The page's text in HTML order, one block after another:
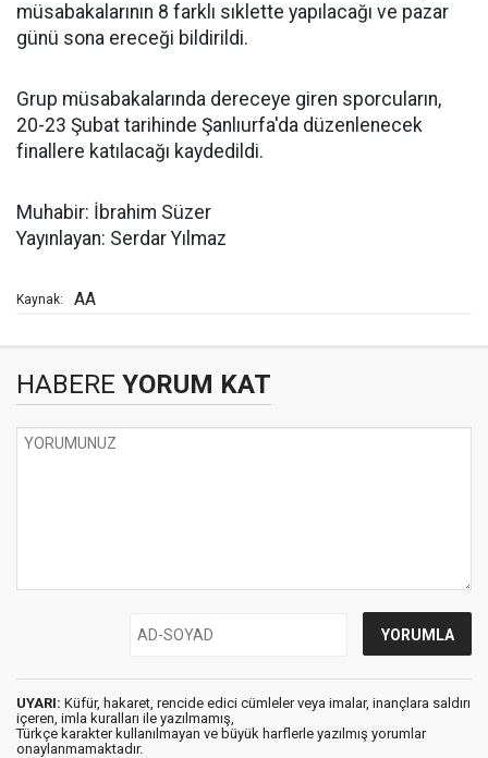
müsabakalarının 8 farklı sıklette yapılacağı ve pazar
günü sona ereceği bildirildi.
Grup müsabakalarında dereceye giren sporcuların,
20-23 Şubat tarihinde Şanlıurfa'da düzenlenecek
finallere katılacağı kaydedildi.
Muhabir: İbrahim Süzer
Yayınlayan: Serdar Yılmaz
Kaynak: AA
HABERE YORUM KAT
UYARI: Küfür, hakaret, rencide edici cümleler veya imalar, inançlara saldırı
içeren, imla kuralları ile yazılmamış,
Türkçe karakter kullanılmayan ve büyük harflerle yazılmış yorumlar
onaylanmamaktadır.